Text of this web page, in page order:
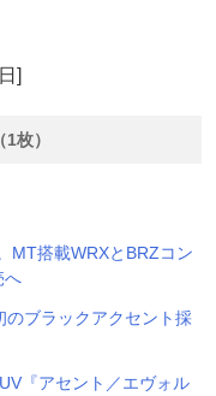
]
枚）
MT搭載WRXとBRZコン
へ
のブラックアクセント採
『アセント／エヴォル